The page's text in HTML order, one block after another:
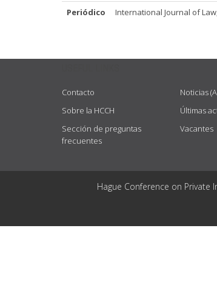
Periódico International Journal of
Contacto
Sobre la HCCH
Sección de preguntas
frecuentes
Noticias
Últimas
Vacantes
Hague Conference on